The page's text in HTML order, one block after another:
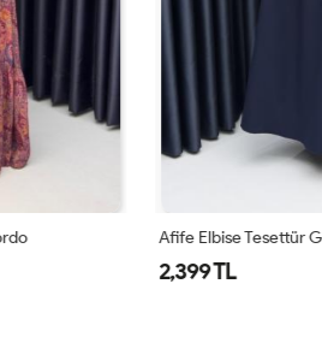
Afife Elbise Tesettür
2,399 TL